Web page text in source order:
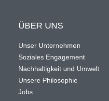
ÜBER UNS
Unser Unternehmen
Soziales Engagement
Nachhaltigkeit und Umwelt
Unsere Philosophie
Jobs